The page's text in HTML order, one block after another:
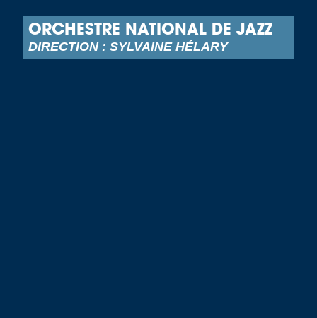
ORCHESTRE NATIONAL DE JAZZ
DIRECTION : SYLVAINE HÉLARY